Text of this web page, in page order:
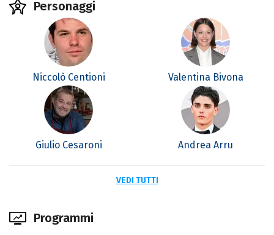
Personaggi
Niccolò Centioni Valentina Bivona
Giulio Cesaroni Andrea Arru
VEDI TUTTI
Programmi